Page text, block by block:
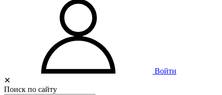
Войти
✕
Поиск по сайту